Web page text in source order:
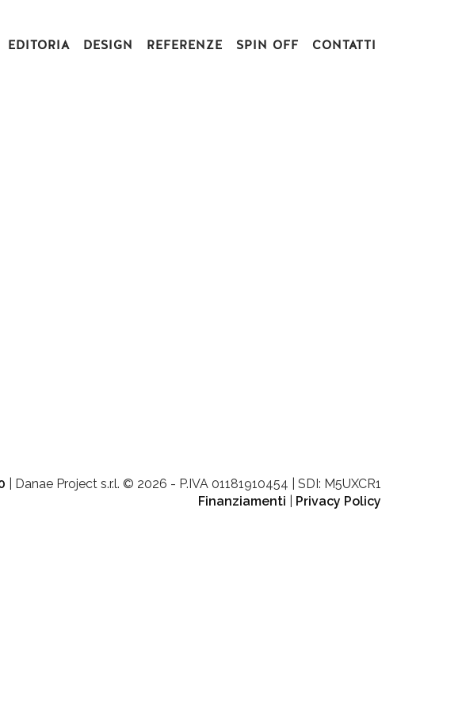
EDITORIA DESIGN REFERENZE SPIN OFF CONTATTI
| Danae Project s.r.l. © 2026 - P.IVA 01181910454 | SDI: M5UXCR1
Finanziamenti
Privacy Policy